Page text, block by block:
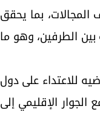
بما يحقق
الطرفين، وهو ما
للاعتداء على دول
الإقليمي إلى